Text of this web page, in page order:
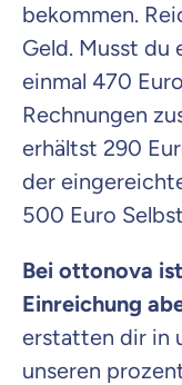
bekommen.
Geld. Musst du
einmal 470
Rechnungen
erhältst 290
der
500 Euro
Bei ottonova
Einreichung
erstatten dir in
unseren